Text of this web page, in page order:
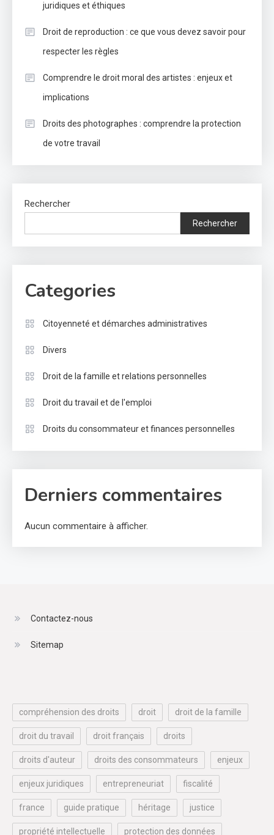
juridiques et éthiques
Droit de reproduction : ce que vous devez savoir pour
respecter les règles
Comprendre le droit moral des artistes : enjeux et
implications
Droits des photographes : comprendre la protection
de votre travail
Rechercher
Rechercher
Categories
Citoyenneté et démarches administratives
Divers
Droit de la famille et relations personnelles
Droit du travail et de l'emploi
Droits du consommateur et finances personnelles
Derniers commentaires
Aucun commentaire à afficher.
Contactez-nous
Sitemap
compréhension des droits droit droit de la famille
droit du travail droit français droits
droits d'auteur droits des consommateurs enjeux
enjeux juridiques entrepreneuriat fiscalité
france guide pratique héritage justice
propriété intellectuelle protection des données